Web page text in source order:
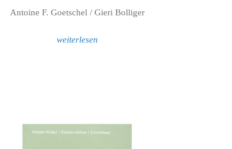
Antoine F. Goetschel / Gieri Bolliger
weiterlesen